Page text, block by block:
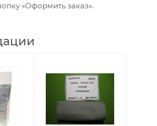
«Оформить заказ».